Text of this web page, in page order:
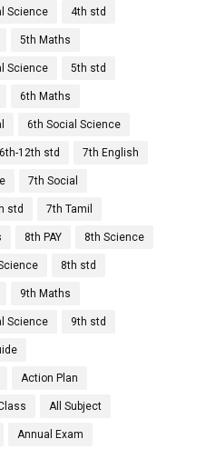
Science 4th std
5th Maths
Science 5th std
6th Maths
6th Social Science
6th-12th std 7th English
7th Social
std 7th Tamil
8th PAY 8th Science
8th std
9th Maths
Science 9th std
Action Plan
All Subject
Annual Exam